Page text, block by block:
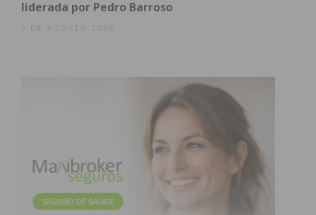
Eu li e concordo com os
termos e
condições
liderada por Pedro Barroso
7 DE AGOSTO 2026